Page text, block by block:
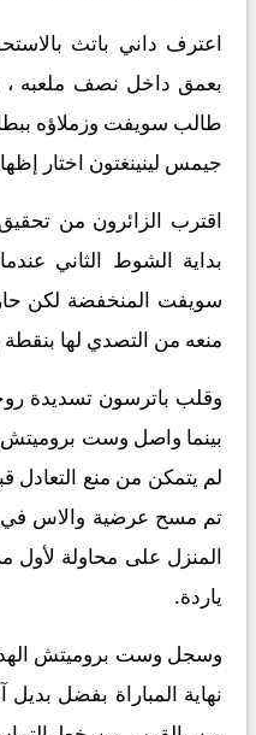
اعترف داني باتث
بعمق داخل نصف ملعبه ،
طالب سويفت وزملاؤه
جيمس لينينغتون اختار
اقترب الزائرون من
بداية الشوط الثاني
سويفت المنخفضة لكن
منعه من التصدي لها
وقلب باترسون تسديدة
بينما واصل وست
تم مسح عرضية والاس في
ياردة.
وسجل وست بروميتش
نهاية المباراة بفضل